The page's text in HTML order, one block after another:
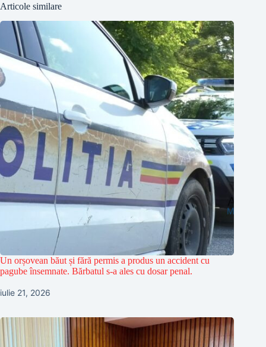
Articole similare
Un orșovean băut și fără permis a produs un accident cu
pagube însemnate. Bărbatul s-a ales cu dosar penal.
iulie 21, 2026